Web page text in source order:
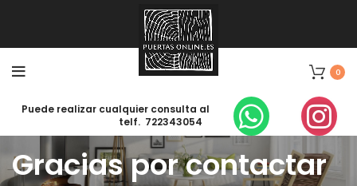
0
Puede realizar cualquier consulta al
telf. 722343054
Gracias por contactar